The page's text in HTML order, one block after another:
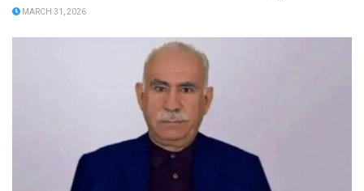
MARCH 31, 2026